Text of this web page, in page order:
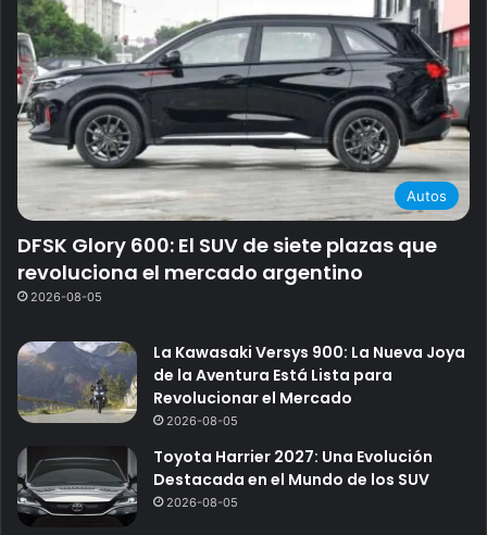
Autos
DFSK Glory 600: El SUV de siete plazas que
revoluciona el mercado argentino
2026-08-05
La Kawasaki Versys 900: La Nueva Joya
de la Aventura Está Lista para
Revolucionar el Mercado
2026-08-05
Toyota Harrier 2027: Una Evolución
Destacada en el Mundo de los SUV
2026-08-05